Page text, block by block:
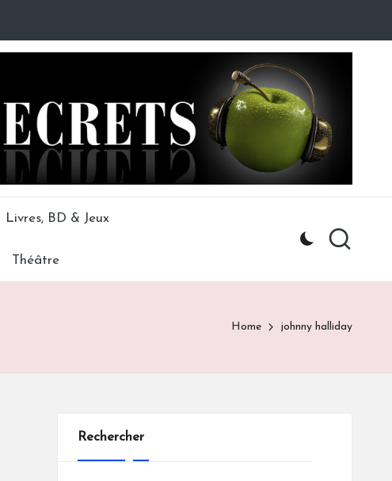
Livres, BD & Jeux
Théâtre
Home johnny halliday
Rechercher